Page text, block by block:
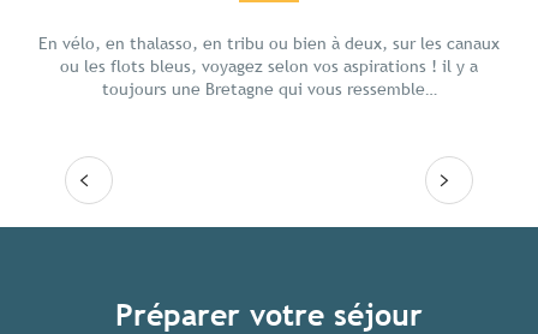
En vélo, en thalasso, en tribu ou bien à deux, sur les canaux
ou les flots bleus, voyagez selon vos aspirations ! il y a
toujours une Bretagne qui vous ressemble…
Lire la suite
Préparer votre séjour
Tous les hébergements